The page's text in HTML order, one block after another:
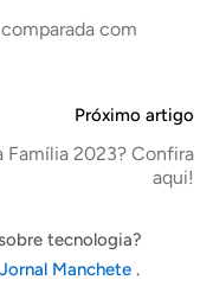
com
Próximo artigo
Família 2023? Confira
aqui!
tecnologia?
Jornal Manchete .